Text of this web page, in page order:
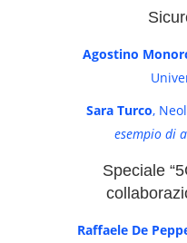
Agostino
Sara Turco,
esempio di
Speciale
Raffaele De